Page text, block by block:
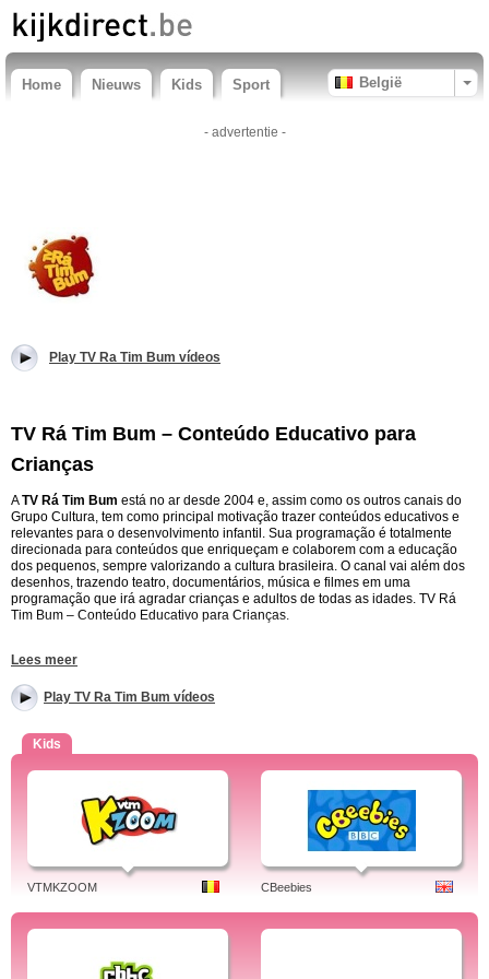
Home Nieuws Kids Sport België
- advertentie -
Play TV Ra Tim Bum vídeos
TV Rá Tim Bum – Conteúdo Educativo para
Crianças
ATV Rá Tim Bum está no ar desde 2004 e, assim como os outros canais do
Grupo Cultura, tem como principal motivação trazer conteúdos educativos e
relevantes para o desenvolvimento infantil. Sua programação é totalmente
direcionada para conteúdos que enriqueçam e colaborem com a educação
dos pequenos, sempre valorizando a cultura brasileira. O canal vai além dos
desenhos, trazendo teatro, documentários, música e filmes em uma
programação que irá agradar crianças e adultos de todas as idades. TV Rá
Tim Bum – Conteúdo Educativo para Crianças.
TV Rá Tim Bum – Programas de Destaque
TV Cocoricó– Um dos maiores sucessos da TV Cultura agora tem um espaço
de honra na programação da TV Rá Tim Bum. Júlio, Lilica e toda a turma
Cocoricó estão na TV Rá Tim Bum diariamente para animar as crianças.
Teatro Rá Tim Bum
oportunidade de assistir a peças infantis diretamente dos palcos para a
– Animações divertidas e produzidas por brasileiros tem o seu
espaço no AnimaTV. TV Rá Tim Bum – AnimaTV.
TV Rá Tim Bum
traz várias atrações para agradar crianças de todas as
programas sobre ciência como Pequenos Cientistas e Física Divertida, e até
Lees meer
Play TV Ra Tim Bum vídeos
Kids
VTMKZOOM CBeebies